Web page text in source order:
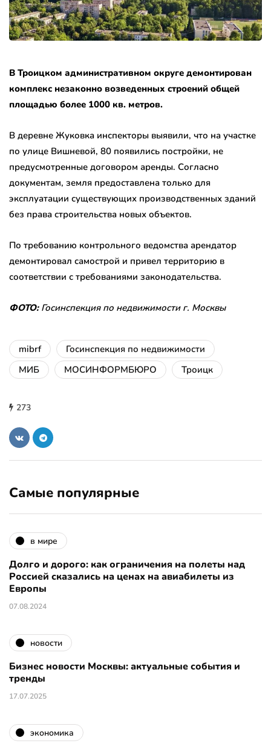
В Троицком административном округе демонтирован
комплекс незаконно возведенных строений общей
площадью более 1000 кв. метров.
В деревне Жуковка инспекторы выявили, что на участке
по улице Вишневой, 80 появились постройки, не
предусмотренные договором аренды. Согласно
документам, земля предоставлена только для
эксплуатации существующих производственных зданий
без права строительства новых объектов.
По требованию контрольного ведомства арендатор
демонтировал самострой и привел территорию в
соответствии с требованиями законодательства.
ФОТО: Госинспекция по недвижимости г. Москвы
mibrf
Госинспекция по недвижимости
МИБ
МОСИНФОРМБЮРО Троицк
273
Самые популярные
в мире
Долго и дорого: как ограничения на полеты над
Россией сказались на ценах на авиабилеты из
Европы
07.08.2024
новости
Бизнес новости Москвы: актуальные события и
тренды
17.07.2025
экономика